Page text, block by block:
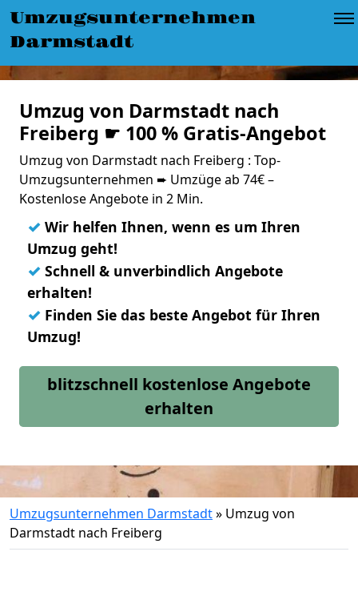
Umzugsunternehmen
Darmstadt
Umzug von Darmstadt nach
Freiberg ☛ 100 % Gratis-Angebot
Umzug von Darmstadt nach Freiberg : Top-
Umzugsunternehmen ➨ Umzüge ab 74€ –
Kostenlose Angebote in 2 Min.
✓ Wir helfen Ihnen, wenn es um Ihren
Umzug geht!
✓ Schnell & unverbindlich Angebote
erhalten!
✓ Finden Sie das beste Angebot für Ihren
Umzug!
blitzschnell kostenlose Angebote
erhalten
Umzugsunternehmen Darmstadt» Umzug von
Darmstadt nach Freiberg